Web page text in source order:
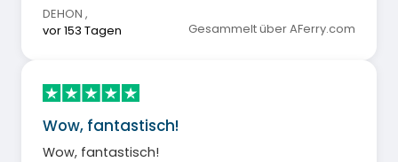
DEHON ,
vor 153 Tagen
Gesammelt über AFerry.com
Wow, fantastisch!
Wow, fantastisch!